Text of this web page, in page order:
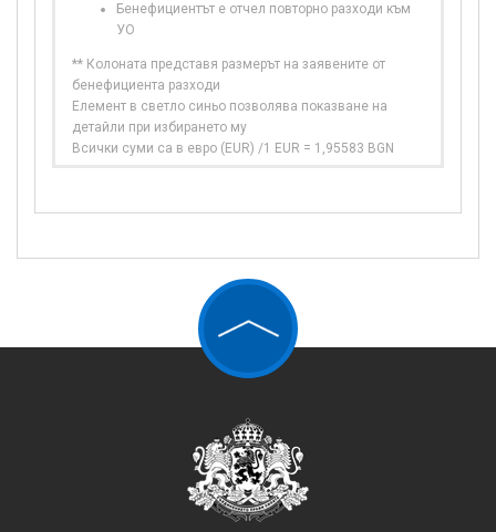
Бенефициентът е отчел повторно разходи към
УО
** Колоната представя размерът на заявените от
бенефициента разходи
Елемент в светло синьо позволява показване на
детайли при избирането му
Всички суми са в евро (EUR) /1 EUR = 1,95583 BGN